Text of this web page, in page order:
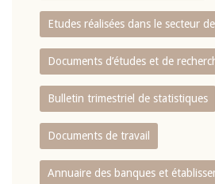
Etudes réalisées dans le secteur
Documents d’études et de
Bulletin trimestriel de statistiques
Documents de travail
Annuaire des banques et